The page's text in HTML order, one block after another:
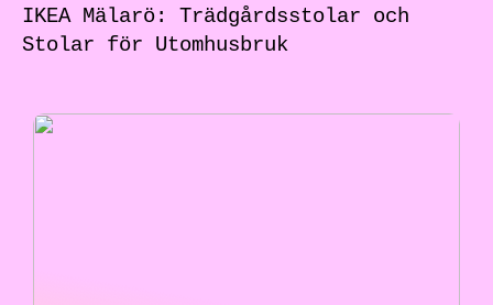
IKEA Mälarö: Trädgårdsstolar och
Stolar för Utomhusbruk